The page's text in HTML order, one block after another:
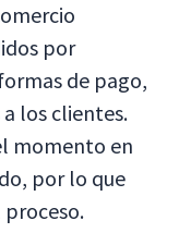
por
de pago,
los clientes.
momento en
por lo que